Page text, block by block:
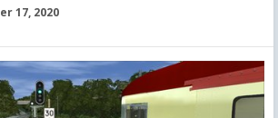
17, 2020